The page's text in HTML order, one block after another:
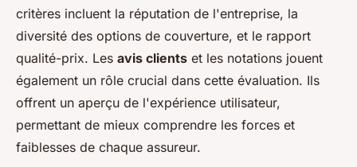
critères incluent la réputation de l'entreprise, la
diversité des options de couverture, et le rapport
qualité-prix. Les avis clients et les notations jouent
également un rôle crucial dans cette évaluation. Ils
offrent un aperçu de l'expérience utilisateur,
permettant de mieux comprendre les forces et
faiblesses de chaque assureur.